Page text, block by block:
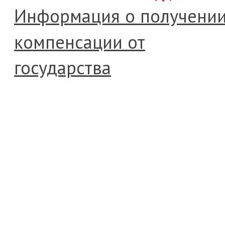
Информация о
компенсации от
государства